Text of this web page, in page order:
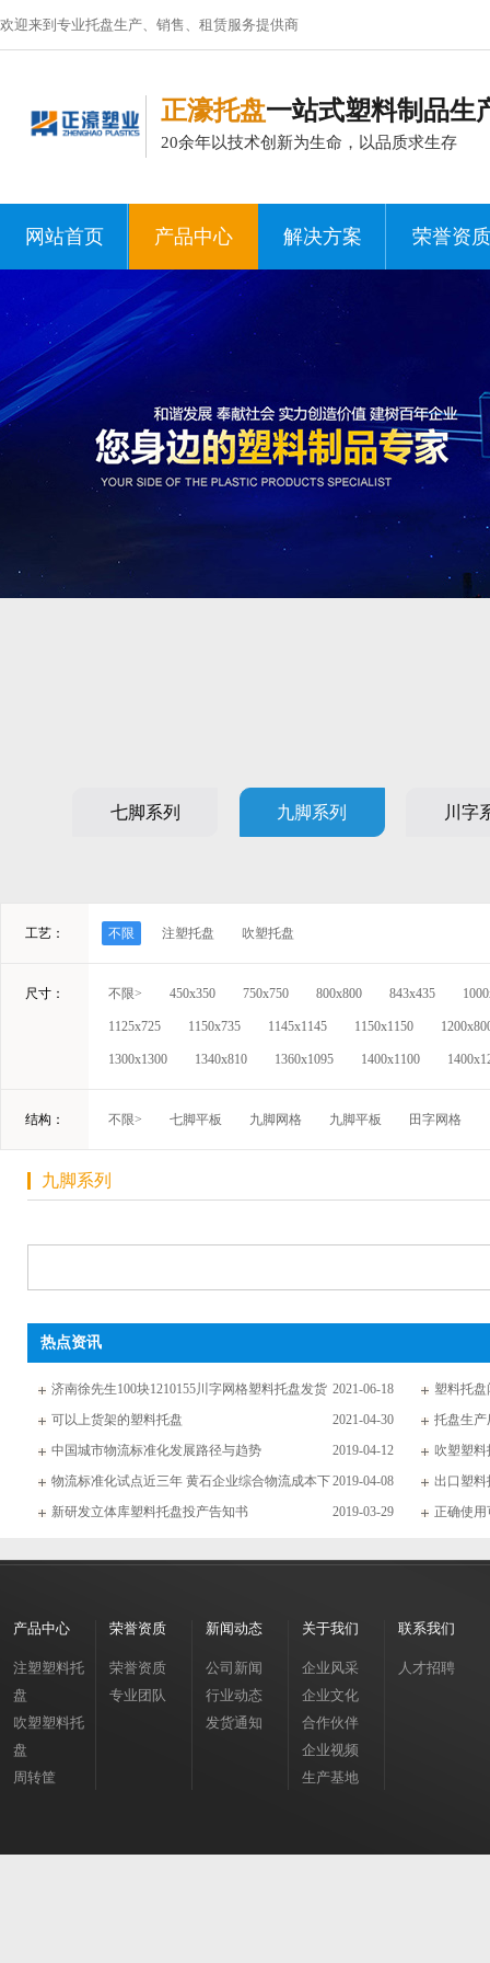
欢迎来到专业托盘生产、销售、租赁服务提供商
正濠托盘一站式塑料制品生
20余年以技术创新为生命，以品质求生存
网站首页 产品中心 解决方案 荣誉资质
七脚系列 九脚系列 川字
工艺： 不限 注塑托盘 吹塑托盘
尺寸： 不限> 450x350 750x750 800x800 843x435
1125x725 1150x735 1145x1145 1150x1150
1300x1300 1340x810 1360x1095 1400x1100
结构： 不限> 七脚平板 九脚网格 九脚平板 田字网格
九脚系列
热点资讯
2021-06-18
济南徐先生100块1210155川字网格塑料托盘发货
通知
塑料托盘
2021-04-30
可以上货架的塑料托盘
托盘生产
2019-04-12
中国城市物流标准化发展路径与趋势
吹塑塑
2019-04-08
物流标准化试点近三年 黄石企业综合物流成本下
出口塑料
2019-03-29
新研发立体库塑料托盘投产告知书 正确使用
产品中心
注塑塑料托
盘
吹塑塑料托
盘
周转筐
荣誉资质
荣誉资质
专业团队
新闻动态
公司新闻
行业动态
发货通知
关于我们
企业风采
企业文化
合作伙伴
企业视频
生产基地
联系我们
人才招聘